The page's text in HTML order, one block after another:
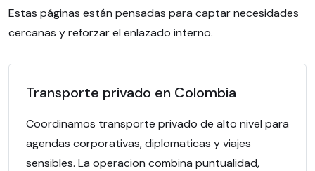
Estas páginas están pensadas para captar necesidades
cercanas y reforzar el enlazado interno.
Transporte privado en Colombia
Coordinamos transporte privado de alto nivel para
agendas corporativas, diplomaticas y viajes
sensibles. La operacion combina puntualidad,